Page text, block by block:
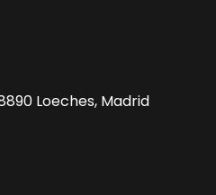
Loeches, Madrid